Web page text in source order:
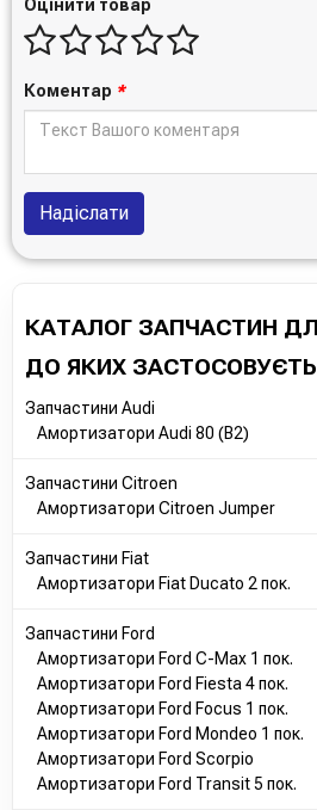
1710546
BV6118K001AEA
1710543
CV6118K001CAB
AV6118K001ACD
BV6118K001ABC
1682820
1844591
1689385
1704766
1709759
BV6118K001AGA
BV6118K001AAB
AV6118K001ABE
AV6118K001CAC
BV6118K001SBE
BV6118001BCC
AV6118K001CAB
BV6118K001BAC
BV6118K001SBF
BV6118K001ACC
BV6118K001ACB
BV6118K001ACD
AV6118K001CBE
Оцінити товар
Коментар *
Надіслати
КАТАЛОГ ЗАПЧАСТИН
ДО ЯКИХ
Запчастини Audi
Амортизатори Audi 80 (B2)
Запчастини Citroen
Амортизатори Citroen Jumper
Запчастини Fiat
Амортизатори Fiat Ducato 2 пок.
Запчастини Ford
Амортизатори Ford C-Max 1 пок.
Амортизатори Ford Fiesta 4 пок.
Амортизатори Ford Focus 1 пок.
Амортизатори Ford Mondeo 1 пок.
Амортизатори Ford Scorpio
Амортизатори Ford Transit 5 пок.